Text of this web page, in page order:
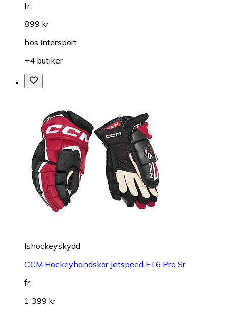
fr.
899 kr
hos Intersport
+4 butiker
Ishockeyskydd
CCM Hockeyhandskar Jetspeed FT6 Pro Sr
fr.
1 399 kr